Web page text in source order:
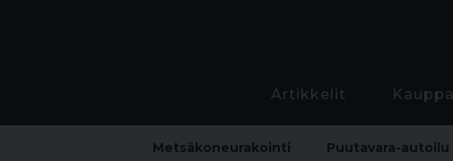
Artikkelit Kauppa
Metsäkoneurakointi Puutavara-autoilu